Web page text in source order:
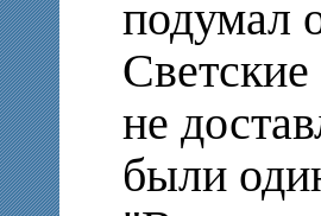
подумал
не
были